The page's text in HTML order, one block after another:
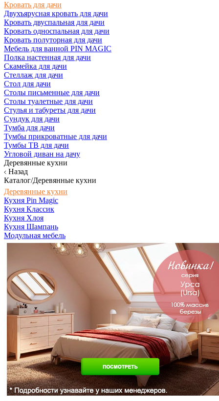
Кровать для дачи
Двухъярусная кровать для дачи
Кровать двуспальная для дачи
Кровать односпальная для дачи
Кровать полуторная для дачи
Мебель для ванной PIN MAGIC
Полка настенная для дачи
Скамейка для дачи
Стеллаж для дачи
Стол для дачи
Столы письменные для дачи
Столы туалетные для дачи
Стулья и табуреты для дачи
Сундук для дачи
Тумба для дачи
Тумбы прикроватные для дачи
Тумбы ТВ для дачи
Угловой диван на дачу
Деревянные кухни
Назад
Каталог/Деревянные кухни
Деревянные кухни
Кухня Pin Magic
Кухня Классик
Кухня Хлоя
Кухня Шампань
Модульная мебель